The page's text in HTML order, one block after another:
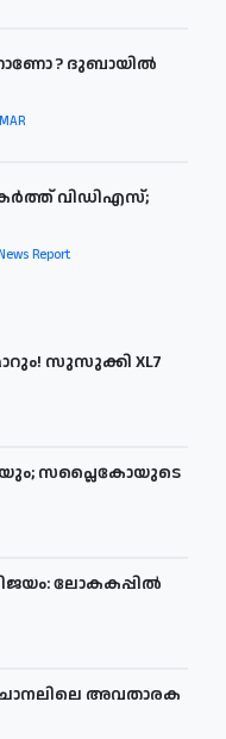
? ദുബായില്‍
വിഡിഎസ്;
Report
സുസുക്കി XL7
സപ്ലൈകോയുടെ
ലോകകപ്പിൽ
ചാനലിലെ അവതാരക